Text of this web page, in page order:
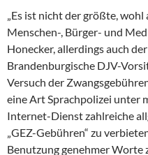
„Es ist nicht der größte,
Menschen-, Bürger- und
Honecker, allerdings auch
Brandenburgische DJV-
Versuch der
eine Art Sprachpolizei unter
Internet-Dienst zahlreiche
„GEZ-Gebühren“ zu
Benutzung genehmer Worte